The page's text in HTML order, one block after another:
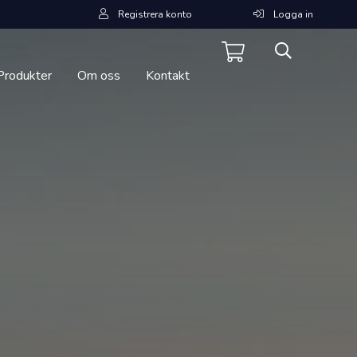
Registrera konto Logga in
Om oss Kontakt